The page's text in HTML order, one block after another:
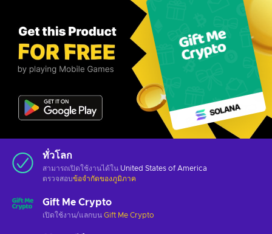
ทั่วโลก
สามารถเปิดใช้งานได้ใน United States of America
ตรวจสอบข้อจำกัดของภูมิภาค
Gift Me Crypto
เปิดใช้งาน/แลกบน Gift Me Crypto